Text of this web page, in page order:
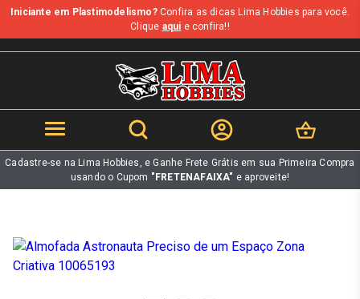
b
Iniciante em Plastimodelismo?Confira as dicas Lima Hobbies para você.
Clique aqui e confira!!
Cadastre-se na Lima Hobbies, e Ganhe Frete Grátis em sua Primeira Compra
usando o Cupom "FRETENAFAIXA" e aproveite!